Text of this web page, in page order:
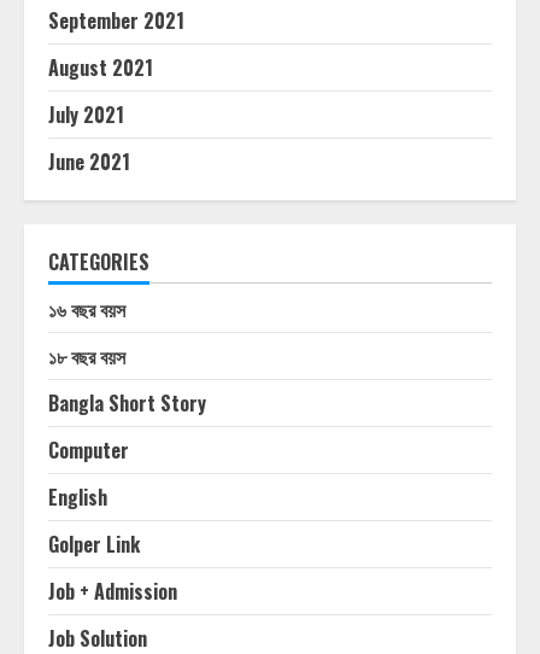
September 2021
August 2021
July 2021
June 2021
CATEGORIES
১৬ বছর বয়স
১৮ বছর বয়স
Bangla Short Story
Computer
English
Golper Link
Job + Admission
Job Solution